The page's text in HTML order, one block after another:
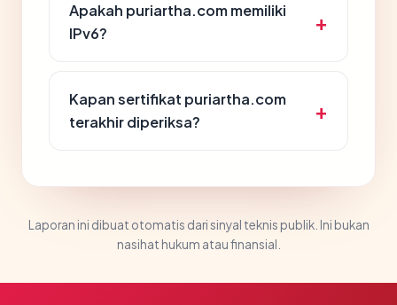
Apakah puriartha.com memiliki
IPv6?
Kapan sertifikat puriartha.com
terakhir diperiksa?
Laporan ini dibuat otomatis dari sinyal teknis publik. Ini bukan
nasihat hukum atau finansial.